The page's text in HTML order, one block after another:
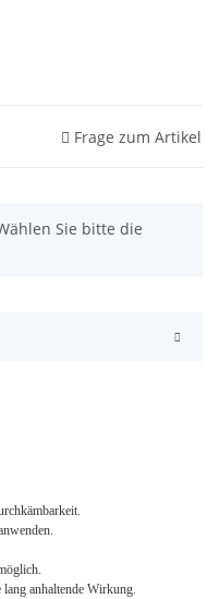
Frage zum Artikel
Sie bitte die
anhaltende Wirkung.